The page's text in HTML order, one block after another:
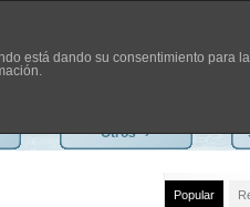
Otros ›
Popular
está dando su consentimiento para